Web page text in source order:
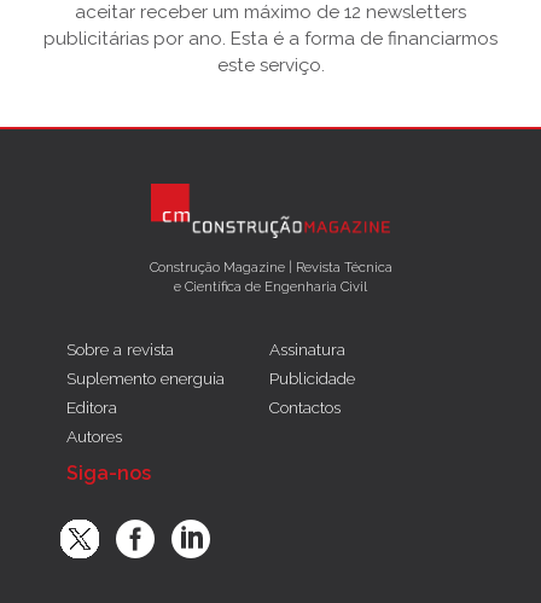
aceitar receber um máximo de 12 newsletters
publicitárias por ano. Esta é a forma de financiarmos
este serviço.
Construção Magazine | Revista Técnica
e Científica de Engenharia Civil
Sobre a revista
Suplemento energuia
Editora
Autores
Assinatura
Publicidade
Contactos
Siga-nos